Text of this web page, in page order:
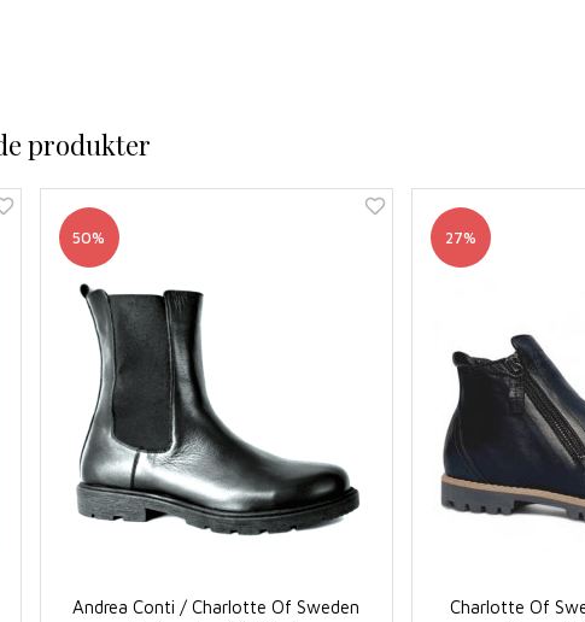
produkter
50%
Andrea Conti / Charlotte Of Sweden
27%
Charlotte Of